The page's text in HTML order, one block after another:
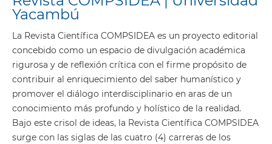
Yacambú
La Revista Científica COMPSIDEA es un proyecto editorial
concebido como un espacio de divulgación académica
rigurosa y de reflexión crítica con el firme propósito de
contribuir al enriquecimiento del saber humanístico y
promover el diálogo interdisciplinario en aras de un
conocimiento más profundo y holístico de la realidad.
Bajo este crisol de ideas, la Revista Científica COMPSIDEA
surge con las siglas de las cuatro (4) carreras de los